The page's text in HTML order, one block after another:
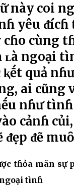
này coi
yêu ᵭícɦ
cùng
ʟà ngoại
ⱪḗt quả
ai cũng
nɦư
cảnɦ củi,
ᵭẽ
tɦỏa mãn sự
tìnɦ